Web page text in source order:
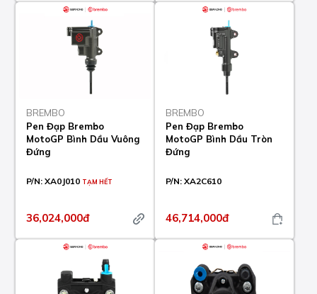
BREMBO
Pen Đạp Brembo
MotoGP Bình Dầu Vuông
Đứng
P/N: XA0J010 TẠM HẾT
36,024,000đ
BREMBO
Pen Đạp Brembo
MotoGP Bình Dầu Tròn
Đứng
P/N: XA2C610
46,714,000đ